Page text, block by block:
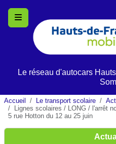
Le réseau d'autocars
Accueil Le transport scolaire
Lignes scolaires / LONG / l'arrêt
5 rue Hotton du 12 au 25 juin